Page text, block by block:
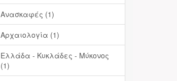
Ανασκαφές (1)
Αρχαιολογία (1)
Ελλάδα - Κυκλάδες - Μύκονος
(1)